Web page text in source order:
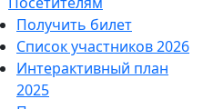
Получить билет
Список участников 2026
Интерактивный план
2025